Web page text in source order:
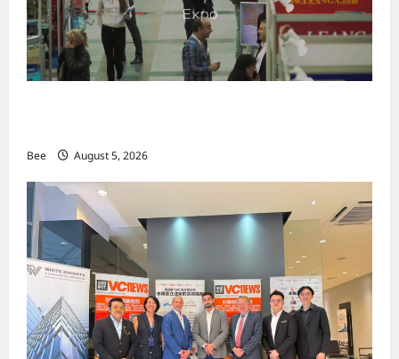
Bee August 5, 2026